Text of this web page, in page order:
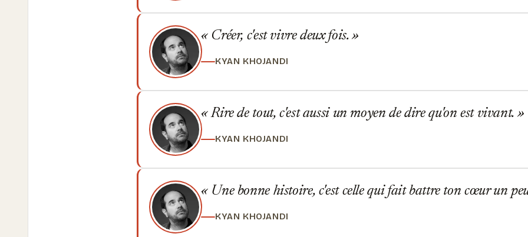
Créer, c'est vivre deux fois.
KYAN KHOJANDI
Rire de tout, c'est aussi un moyen de dire qu'on est vivant.
KYAN KHOJANDI
Une bonne histoire, c'est celle qui fait battre ton cœur un
KYAN KHOJANDI